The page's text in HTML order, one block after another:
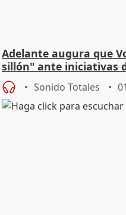
Adelante augura que
sillón" ante iniciativas
Sonido Totales